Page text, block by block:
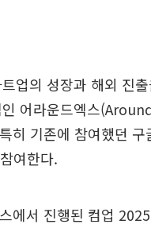
업의 성장과 해외 진
어라운드엑스
히 기존에 참여했던
여한다.
에서 진행된 컴업